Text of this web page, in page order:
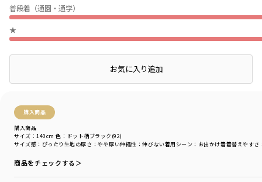
普段着（通園・通学）
★
表示：新しい順
購入商品
購入商品
サイズ感 ：ぴったり 生地の厚さ ：やや厚い伸縮性 ：伸びない着用シーン ：お出かけ着着替えやすさ
サイズ：140cm 色：ドット柄ブラック(92)
商品をチェックする＞
お気に入り追加